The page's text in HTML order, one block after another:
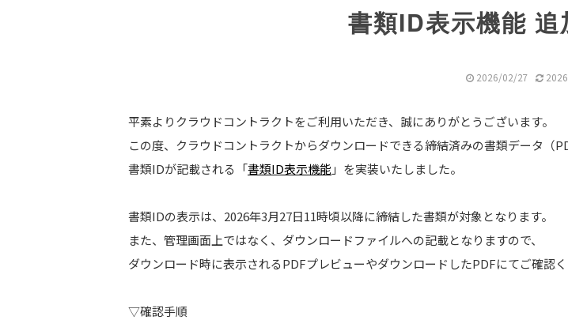
書類ID表示機能
2026/02/27
平素よりクラウドコントラクトをご利用いただき、誠にありがとうございます。
この度、クラウドコントラクトからダウンロードできる締結済みの書類データ（
書類IDが記載される「書類ID表示機能」を実装いたしました。
書類IDの表示は、2026年3月27日11時頃以降に締結した書類が対象となります。
また、管理画面上ではなく、ダウンロードファイルへの記載となりますので、
ダウンロード時に表示されるPDFプレビューやダウンロードしたPDFにてご確認く
▽確認手順